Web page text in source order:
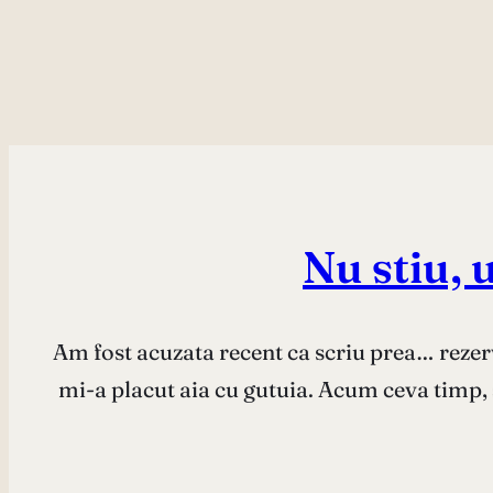
Nu stiu,
Am fost acuzata recent ca scriu prea…
mi-a placut aia cu gutuia. Acum ceva